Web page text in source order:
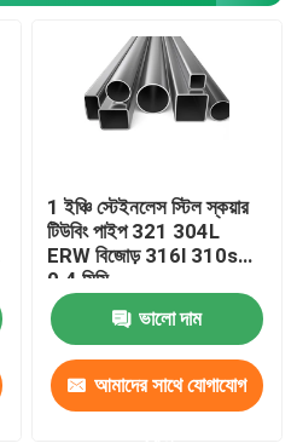
1 ইঞ্চি স্টেইনলেস স্টিল স্কয়ার
টিউবিং পাইপ 321 304L
ERW বিজোড় 316l 310s
0.4 মিমি
ভালো দাম
আমাদের সাথে যোগাযোগ